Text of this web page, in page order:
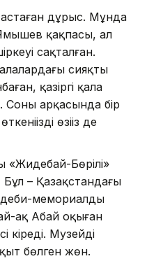
дұрыс. Мұнда
– Ямышев қақпасы, ал
сақталған.
сияқты
қазіргі қала
Соның арқасында бір
өзіңіз де
«Жидебай-Бөрілі»
– Қазақстандағы
мемориалды
ақ Абай оқыған
кіреді. Музейді
бөлген жөн.